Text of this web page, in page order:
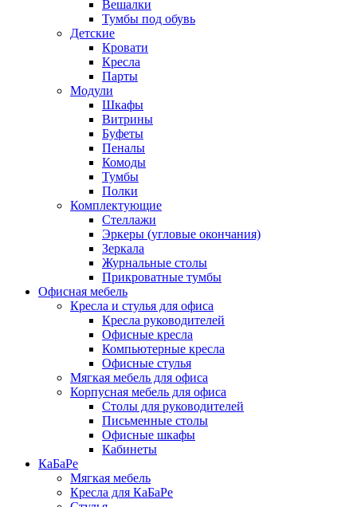
Вешалки
Тумбы под обувь
Детские
Кровати
Кресла
Парты
Модули
Шкафы
Витрины
Буфеты
Пеналы
Комоды
Тумбы
Полки
Комплектующие
Стеллажи
Эркеры (угловые окончания)
Зеркала
Журнальные столы
Прикроватные тумбы
Офисная мебель
Кресла и стулья для офиса
Кресла руководителей
Офисные кресла
Компьютерные кресла
Офисные стулья
Мягкая мебель для офиса
Корпусная мебель для офиса
Столы для руководителей
Письменные столы
Офисные шкафы
Кабинеты
КаБаРе
Мягкая мебель
Кресла для КаБаРе